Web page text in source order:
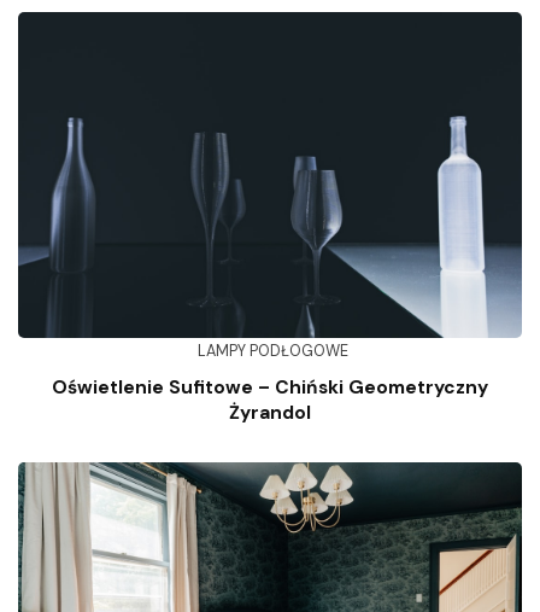
LAMPY PODŁOGOWE
Oświetlenie Sufitowe – Chiński Geometryczny
Żyrandol